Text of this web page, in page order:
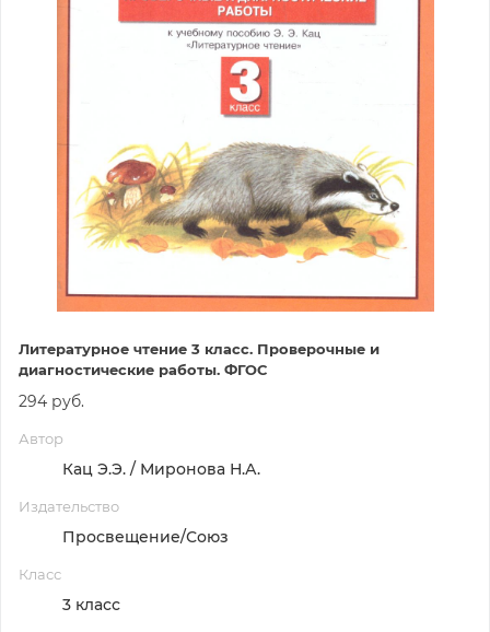
Литературное чтение 3 класс. Проверочные и
диагностические работы. ФГОС
294 руб.
Автор
Кац Э.Э. / Миронова Н.А.
Издательство
Просвещение/Союз
Класс
3 класс